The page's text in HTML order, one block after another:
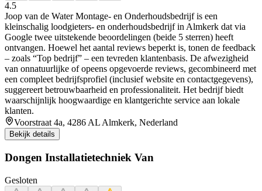
4.5
Joop van de Water Montage‑ en Onderhoudsbedrijf is een
kleinschalig loodgieters- en onderhoudsbedrijf in Almkerk dat via
Google twee uitstekende beoordelingen (beide 5 sterren) heeft
ontvangen. Hoewel het aantal reviews beperkt is, tonen de feedback
– zoals “Top bedrijf” – een tevreden klantenbasis. De afwezigheid
van onnatuurlijke of opeens opgevoerde reviews, gecombineerd met
een compleet bedrijfsprofiel (inclusief website en contactgegevens),
suggereert betrouwbaarheid en professionaliteit. Het bedrijf biedt
waarschijnlijk hoogwaardige en klantgerichte service aan lokale
klanten.
Voorstraat 4a, 4286 AL Almkerk, Nederland
Bekijk details
Dongen Installatietechniek Van
Gesloten